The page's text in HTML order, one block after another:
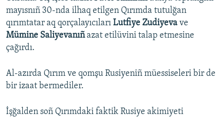
mayısnıñ 30-nda ilhaq etilgen Qırımda tutulğan
qırımtatar aq qorçalayıcıları Lutfiye Zudiyeva ve
Mümine Saliyevanıñazat etilüvini talap etmesine
çağırdı.
Al-azırda Qırım ve qomşu Rusiyeniñ müessiseleri bir de
bir izaat bermediler.
İşğalden soñ Qırımdaki faktik Rusiye akimiyeti